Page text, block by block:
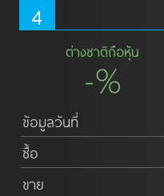
4
ต่างชาติถือหุ้น
-%
ข้อมูลวันที่
ซื้อ
ขาย